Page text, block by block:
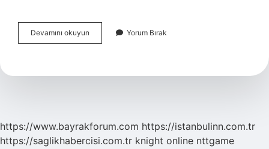
Devamını okuyun Bayramda
Tekbir
Yapılmaz
Yorum Bırak
https://www.bayrakforum.com https://istanbulinn.com.tr
https://saglikhabercisi.com.tr knight online nttgame